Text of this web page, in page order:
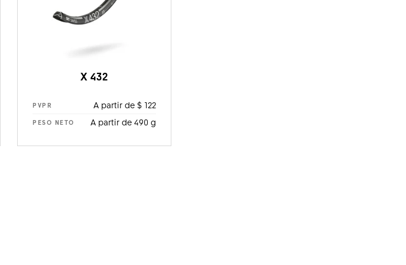
X 432
PVPR A partir de $ 122
PESO NETO A partir de 490 g